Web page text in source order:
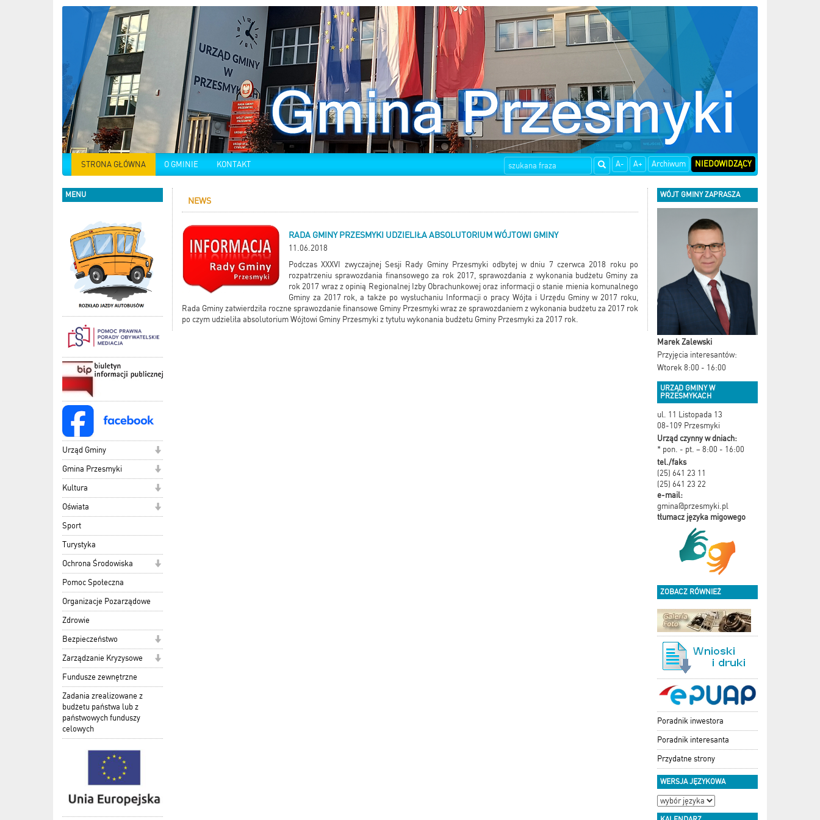
STRONA GŁÓWNA O GMINIE KONTAKT A- A+ Archiwum NIEDOWIDZĄCY
MENU
Urząd Gminy
Gmina Przesmyki
Kultura
Oświata
Sport
Turystyka
Ochrona Środowiska
Pomoc Społeczna
Organizacje Pozarządowe
Zdrowie
Bezpieczeństwo
Zarządzanie Kryzysowe
Fundusze zewnętrzne
Zadania zrealizowane z
budżetu państwa lub z
państwowych funduszy
celowych
NEWS
RADA GMINY PRZESMYKI UDZIELIŁA ABSOLUTORIUM WÓJTOWI GMINY
11.06.2018
Podczas XXXVI zwyczajnej Sesji Rady Gminy Przesmyki odbytej w dniu 7 czerwca 2018 roku po
rozpatrzeniu sprawozdania finansowego za rok 2017, sprawozdania z wykonania budżetu Gminy za
rok 2017 wraz z opinią Regionalnej Izby Obrachunkowej oraz informacji o stanie mienia komunalnego
Gminy za 2017 rok, a także po wysłuchaniu Informacji o pracy Wójta i Urzędu Gminy w 2017 roku,
Rada Gminy zatwierdziła roczne sprawozdanie finansowe Gminy Przesmyki wraz ze sprawozdaniem z wykonania budżetu za 2017 rok
po czym udzieliła absolutorium Wójtowi Gminy Przesmyki z tytułu wykonania budżetu Gminy Przesmyki za 2017 rok.
WÓJT GMINY ZAPRASZA
Marek Zalewski
Przyjęcia interesantów:
Wtorek 8:00 - 16:00
URZĄD GMINY W
PRZESMYKACH
ul. 11 Listopada 13
08-109 Przesmyki
Urząd czynny w dniach:
* pon. - pt. – 8:00 - 16:00
tel./faks
(25) 641 23 11
(25) 641 23 22
e-mail:
gmina@przesmyki.pl
tłumacz języka migowego
ZOBACZ RÓWNIEŻ
Poradnik inwestora
Poradnik interesanta
Przydatne strony
WERSJA JĘZYKOWA